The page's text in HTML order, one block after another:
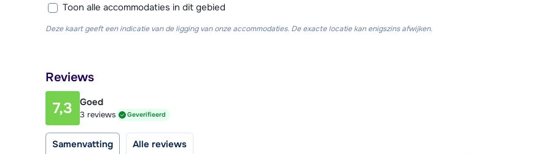
Toon alle accommodaties in dit gebied
Deze kaart geeft een indicatie van de ligging van onze accommodaties. De exacte locatie kan enigszins afwijken.
Reviews
7,3 Goed
3 reviews Geverifieerd
Samenvatting
Alle reviews